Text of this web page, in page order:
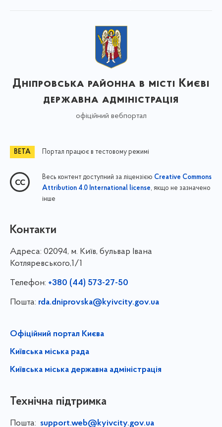
Дніпровська районна в місті Києві
державна адміністрація
офіційний вебпортал
Портал працює в тестовому режимі
Весь контент доступний за ліцензією Creative Commons
Attribution 4.0 International license, якщо не зазначено
інше
Контакти
Адреса: 02094, м. Київ, бульвар Івана
Котляревського,1/1
Телефон: +380 (44) 573-27-50
Пошта: rda.dniprovska@kyivcity.gov.ua
Офіційний портал Києва
Київська міська рада
Київська міська державна адміністрація
Технічна підтримка
Пошта: support.web@kyivcity.gov.ua